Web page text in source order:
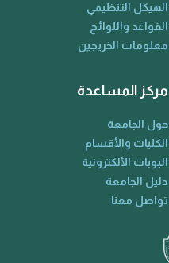
الهيكل التنظيمي
القواعد واللوائح
معلومات الخريجين
مركز المساعدة
حول الجامعة
الكليات والأقسام
البوبات الألكترونية
دليل الجامعة
تواصل معنا